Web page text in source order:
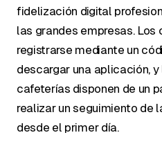
fidelización digital
las grandes empresas. Los
registrarse mediante un
descargar una aplicación,
cafeterías disponen de un
realizar un seguimiento de
desde el primer día.